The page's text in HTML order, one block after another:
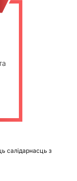
салідарнасць з